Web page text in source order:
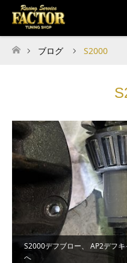
ホーム
ブログ S2000
S2000デフブロー、 AP2デフ
へ